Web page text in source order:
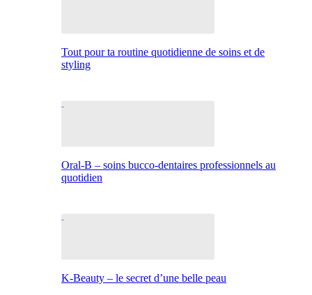
Tout pour ta routine quotidienne de soins et de
styling
Oral-B – soins bucco-dentaires professionnels au
quotidien
K-Beauty – le secret d’une belle peau